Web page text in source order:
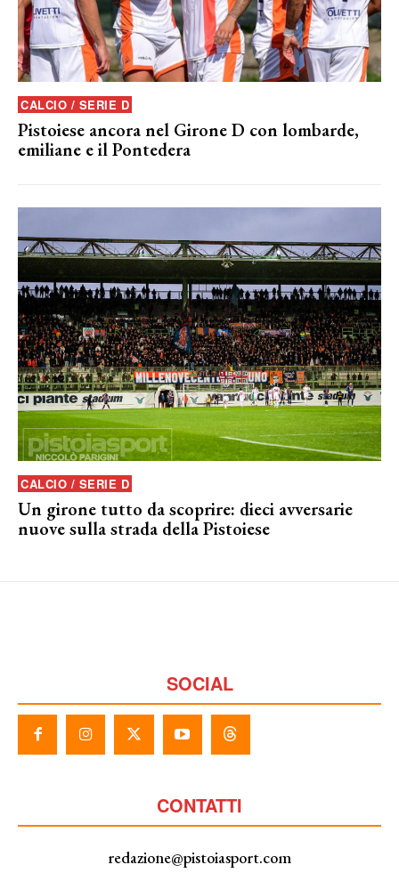
CALCIO / SERIE D
Pistoiese ancora nel Girone D con lombarde,
emiliane e il Pontedera
CALCIO / SERIE D
Un girone tutto da scoprire: dieci avversarie
nuove sulla strada della Pistoiese
SOCIAL
CONTATTI
redazione@pistoiasport.com